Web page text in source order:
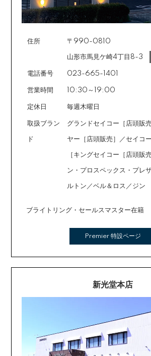
事項をご入力の上、お手続きをお願い
回数は基本的に10～60回の中からお選
場合によっては2～6回も可能ですので
ご注文時に備考欄でお知らせください。
住所 〒990-0810
山形市馬見ケ崎4丁目8-3
電話番号 023-665-1401
営業時間 10:30～19:00
定休日 毎週木曜日
取扱ブラン
ド
グランドセイコー［店頭販
ヤー［店頭販売］／セイコ
［キングセイコー［店頭販
ン・プロスペックス・プレ
ルトン／ベル＆ロス／ジン
ブライトリング・セールスマスター在籍
Premier 特設ページ
新光堂本店